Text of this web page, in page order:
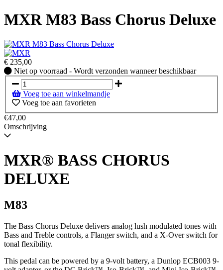
MXR M83 Bass Chorus Deluxe
€ 235,00
Niet
op
voorraad
-
Wordt
verzonden
wanneer
beschikbaar
Niet op voorraad - Wordt verzonden wanneer beschikbaar
Voeg toe aan winkelmandje
Voeg toe aan favorieten
€47,00
Omschrijving
MXR® BASS CHORUS
DELUXE
M83
The Bass Chorus Deluxe delivers analog lush modulated tones with
Bass and Treble controls, a Flanger switch, and a X-Over switch for
tonal flexibility.
This pedal can be powered by a 9-volt battery, a Dunlop ECB003 9-